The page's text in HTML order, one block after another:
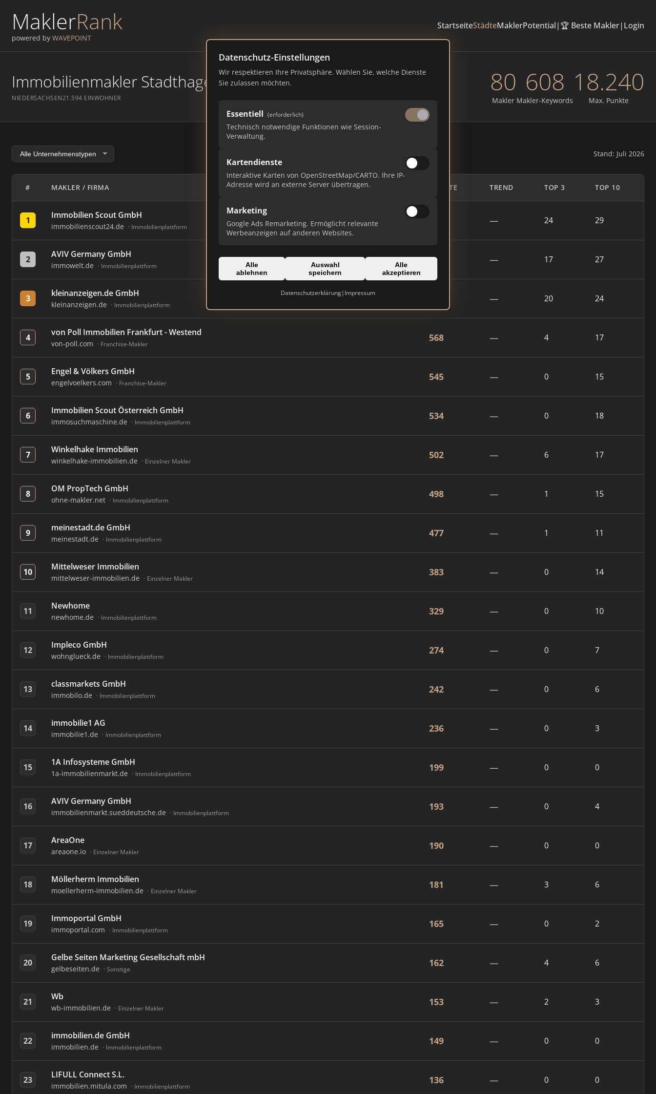
MaklerRank
powered by WAVEPOINT
StartseiteStädteMaklerPotential| 🏆 Beste Makler| Login
Datenschutz-Einstellungen
Wir respektieren Ihre Privatsphäre. Wählen Sie, welche Dienste
Sie zulassen möchten.
Essentiell (erforderlich)
Technisch notwendige Funktionen wie Session-
Verwaltung.
Kartendienste
Interaktive Karten von OpenStreetMap/CARTO. Ihre IP-
Adresse wird an externe Server übertragen.
Marketing
Google Ads Remarketing. Ermöglicht relevante
Werbeanzeigen auf anderen Websites.
Alle
ablehnen
Auswahl
speichern
Alle
akzeptieren
Datenschutzerklärung| Impressum
Immobilienmakler Stadthagen – Ranking Juli 2026
NIEDERSACHSEN21.594 EINWOHNER
80
Makler
608
Makler-Keywords
18.240
Max. Punkte
Stand: Juli 2026
# MAKLER / FIRMA PUNKTE TREND TOP 3 TOP 10
1 Immobilien Scout GmbH
immobilienscout24.de Immobilienplattform
— 24 29
2 AVIV Germany GmbH
immowelt.de Immobilienplattform
765 — 17 27
3 kleinanzeigen.de GmbH
kleinanzeigen.de Immobilienplattform
— 20 24
4 von Poll Immobilien Frankfurt - Westend
von-poll.com Franchise-Makler
568 — 4 17
5 Engel & Völkers GmbH
engelvoelkers.com Franchise-Makler
545 — 0 15
6 Immobilien Scout Österreich GmbH
immosuchmaschine.de Immobilienplattform
534 — 0 18
7 Winkelhake Immobilien
winkelhake-immobilien.de Einzelner Makler
502 — 6 17
8 OM PropTech GmbH
ohne-makler.net Immobilienplattform
498 — 1 15
9 meinestadt.de GmbH
meinestadt.de Immobilienplattform
477 — 1 11
10 Mittelweser Immobilien
mittelweser-immobilien.de Einzelner Makler
383 — 0 14
11 Newhome
newhome.de Immobilienplattform
329 — 0 10
12 Impleco GmbH
wohnglueck.de Immobilienplattform
274 — 0 7
13 classmarkets GmbH
immobilo.de Immobilienplattform
242 — 0 6
14 immobilie1 AG
immobilie1.de Immobilienplattform
236 — 0 3
15 1A Infosysteme GmbH
1a-immobilienmarkt.de Immobilienplattform
199 — 0 0
16 AVIV Germany GmbH
immobilienmarkt.sueddeutsche.de Immobilienplattform
193 — 0 4
17 AreaOne
areaone.io Einzelner Makler
190 — 0 0
18 Möllerherm Immobilien
moellerherm-immobilien.de Einzelner Makler
181 — 3 6
19 Immoportal GmbH
immoportal.com Immobilienplattform
165 — 0 2
20 Gelbe Seiten Marketing Gesellschaft mbH
gelbeseiten.de Sonstige
162 — 4 6
21 Wb
wb-immobilien.de Einzelner Makler
153 — 2 3
22 immobilien.de GmbH
immobilien.de Immobilienplattform
149 — 0 0
23 LIFULL Connect S.L.
immobilien.mitula.com Immobilienplattform
136 — 0 0